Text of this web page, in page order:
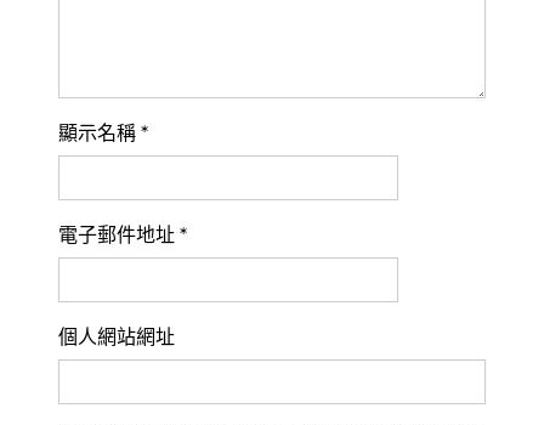
顯示名稱 *
電子郵件地址 *
個人網站網址